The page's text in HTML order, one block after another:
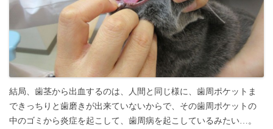
結局、歯茎から出血するのは、人間と同じ様に、歯周ポケットま
できっちりと歯磨きが出来ていないからで、その歯周ポケットの
中のゴミから炎症を起こして、歯周病を起こしているみたい…。